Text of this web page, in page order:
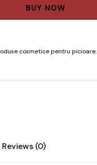
BUY NOW
cosmetice pentru picioare,
Reviews (0)